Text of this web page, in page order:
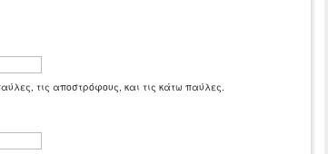
τις αποστρόφους, και τις κάτω παύλες.